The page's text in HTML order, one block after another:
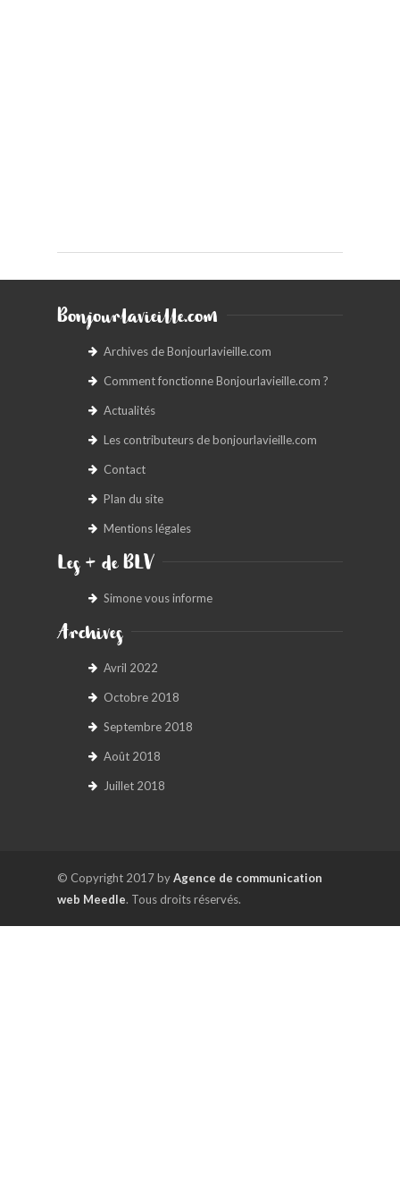
Bonjourlavieille.com
Archives de Bonjourlavieille.com
Comment fonctionne Bonjourlavieille.com ?
Actualités
Les contributeurs de bonjourlavieille.com
Contact
Plan du site
Mentions légales
Les + de BLV
Simone vous informe
Archives
Avril 2022
Octobre 2018
Septembre 2018
Août 2018
Juillet 2018
© Copyright 2017 byAgence de communication
web Meedle. Tous droits réservés.